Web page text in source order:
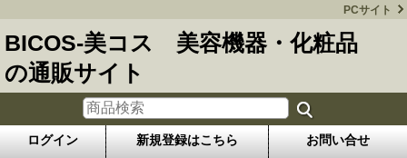
PCサイト
BICOS-美コス 美容機器・化粧品
の通販サイト
ログイン 新規登録はこちら お問い合せ